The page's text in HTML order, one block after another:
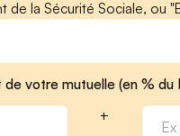
de la Sécurité Sociale, ou
de votre mutuelle (en % du
+